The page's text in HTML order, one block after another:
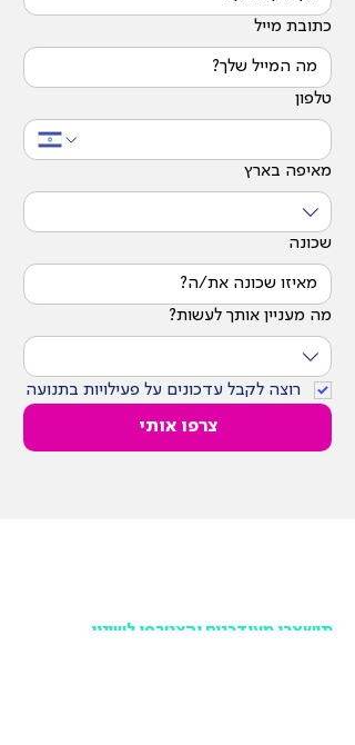
כתובת מייל
טלפון
מאיפה בארץ
שכונה
מה מעניין אותך לעשות?
רוצה לקבל עדכונים על פעילויות בתנועה
צרפו אותי
תישארו מעודכנים והצטרפו לשינוי